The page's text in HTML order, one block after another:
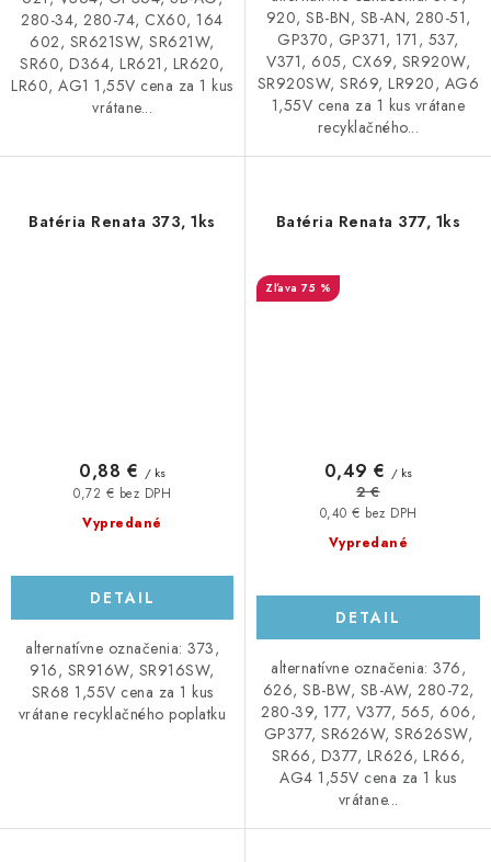
280-34, 280-74, CX60, 164
602, SR621SW, SR621W,
SR60, D364, LR621, LR620,
LR60, AG1 1,55V cena za 1 kus
vrátane...
920, SB-BN, SB-AN, 280-51,
GP370, GP371, 171, 537,
V371, 605, CX69, SR920W,
SR920SW, SR69, LR920, AG6
1,55V cena za 1 kus vrátane
recyklačného...
Batéria Renata 373, 1ks
Vypredané
0,72 € bez DPH
0,88 € / ks
DETAIL
alternatívne označenia: 373,
916, SR916W, SR916SW,
SR68 1,55V cena za 1 kus
vrátane recyklačného poplatku
Batéria Renata 377, 1ks
75 %
Vypredané
0,40 € bez DPH
0,49 € / ks
2 €
DETAIL
alternatívne označenia: 376,
626, SB-BW, SB-AW, 280-72,
280-39, 177, V377, 565, 606,
GP377, SR626W, SR626SW,
SR66, D377, LR626, LR66,
AG4 1,55V cena za 1 kus
vrátane...